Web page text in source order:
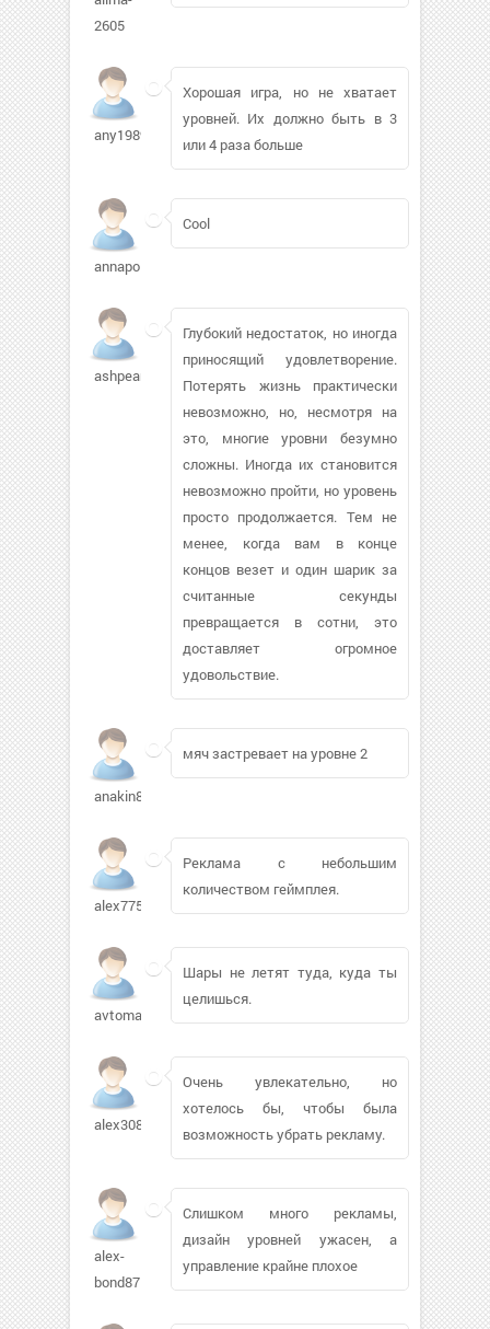
2605
any1989731
Хорошая игра, но не хватает
уровней. Их должно быть в 3
или 4 раза больше
annapolice
Cool
ashpearl619
Глубокий недостаток, но иногда
приносящий удовлетворение.
Потерять жизнь практически
невозможно, но, несмотря на
это, многие уровни безумно
сложны. Иногда их становится
невозможно пройти, но уровень
просто продолжается. Тем не
менее, когда вам в конце
концов везет и один шарик за
считанные секунды
превращается в сотни, это
доставляет огромное
удовольствие.
anakin8888384
мяч застревает на уровне 2
alex77594723
Реклама с небольшим
количеством геймплея.
avtomat24
Шары не летят туда, куда ты
целишься.
alex30812248
Очень увлекательно, но
хотелось бы, чтобы была
возможность убрать рекламу.
alex-
bond875
Слишком много рекламы,
дизайн уровней ужасен, а
управление крайне плохое